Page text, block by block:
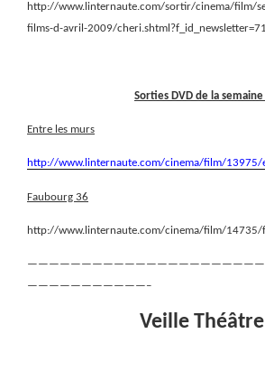
http://www.linternaute.com/sortir/cinema/film/
films-d-avril-2009/
Sorties DVD de la semaine
Entre les murs
http://www.linternaute.com/cinema/film/13975/
Faubourg 36
http://www.linternaute.com/cinema/film/14735/
———————————–
Veille Théâtre